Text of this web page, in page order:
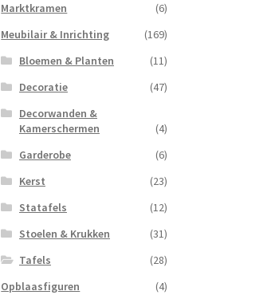
Marktkramen
(6)
Meubilair & Inrichting
(169)
Bloemen & Planten
(11)
Decoratie
(47)
Decorwanden &
Kamerschermen
(4)
Garderobe
(6)
Kerst
(23)
Statafels
(12)
Stoelen & Krukken
(31)
Tafels
(28)
Opblaasfiguren
(4)